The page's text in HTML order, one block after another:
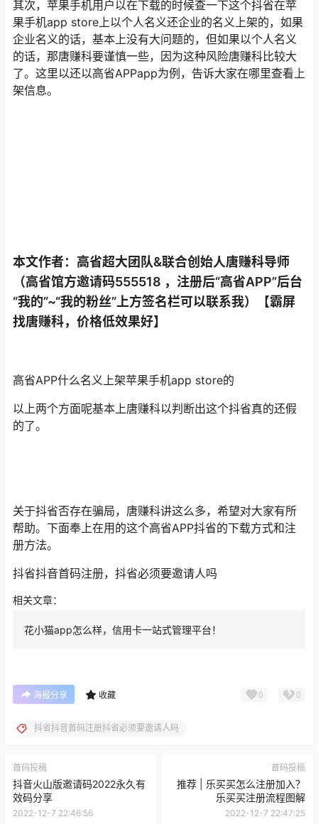
其次，苹果手机用户以在下载的时候查一下这个抖省在苹
果手机app store上以个人名义还企业的名义上架的，如果
企业名义的话，基本上没有大问题的，但如果以个人名义
的话，那唐赚科要谨慎一些，因为这种风险唐赚科比较大
了。这里以还以高省APPapp为例，告诉大家在哪里查看上
架信息。
本文作者：高省超大团队&联合创始人唐赚科导师
（高省馆方邀请码555518 ，注册后“高省APP”后台
“我的”~“我的粉丝”上方签名栏可以联系我）【霸屏
找唐赚科，价格低效果好】
高省APP什么名义上架苹果手机app store的
以上两个方面呢基本上唐赚科以判断出这个抖省真的还假
的了。
关于抖省否存在骗局，唐赚科讲这么多，希望对大家有所
帮助。下面奉上在用的这个高省APP抖省的下载方式和注
册方法。
抖省抖音首码注册，抖省必须要邀请人吗
相关文章：
花小猫app怎么样，信用卡一站式管理平台！
海报分享 收藏 0 0
抖省抖音首码注册抖省必须要邀请人吗
首码投稿
抖音火山版邀请码2022永久有
效码分享
2022-12-7 22:46:56
首码投稿
推荐 | 乐买买怎么注册加入？
乐买买注册流程图解
2022-12-7 22:47:25